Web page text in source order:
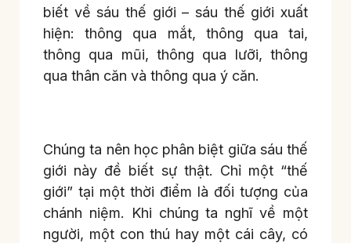
biết về sáu thế giới – sáu thế giới xuất
hiện: thông qua mắt, thông qua tai,
thông qua mũi, thông qua lưỡi, thông
qua thân căn và thông qua ý căn.
Chúng ta nên học phân biệt giữa sáu thế
giới này đề biết sự thật. Chỉ một “thế
giới” tại một thời điểm là đối tượng của
chánh niệm. Khi chúng ta nghĩ về một
người, một con thú hay một cái cây, có